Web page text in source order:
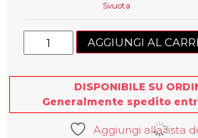
Svuota
Lampada
a
Nebula
quantità
AGGIUNGI AL
DISPONIBILE SU
Generalmente spedito
Aggiungi alla lista